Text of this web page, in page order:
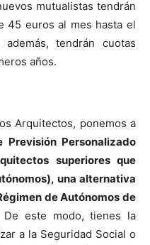
mutualistas tendrán
45 euros al mes hasta el
tendrán cuotas
años.
Arquitectos, ponemos a
Previsión Personalizado
superiores que
una alternativa
de Autónomos de
De este modo, tienes la
a la Seguridad Social o